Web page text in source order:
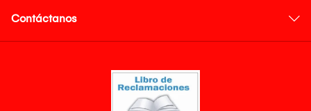
Contáctanos